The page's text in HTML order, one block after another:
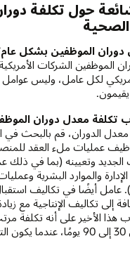
حول تكلفة
الصحية
دوران الموظفين بشكل
الموظفين الشركات
أمريكي لكل عامل، وليس
معدل دوران
الدوران، قم بالبحث في
عمليات ملء العقد
وتعيينه (بما في ذلك
والموارد البشرية
عامل أيضًا في تكاليف
إلى تكاليف الإنتاجية مع
هذا الأخير على أنه تكلفة
الجديد خلال أول 30 إلى 90 يومًا،